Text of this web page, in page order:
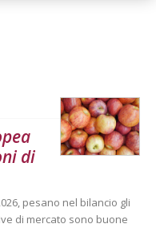
di
pesano nel bilancio gli
di mercato sono buone